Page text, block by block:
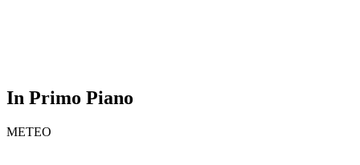
In Primo Piano
METEO